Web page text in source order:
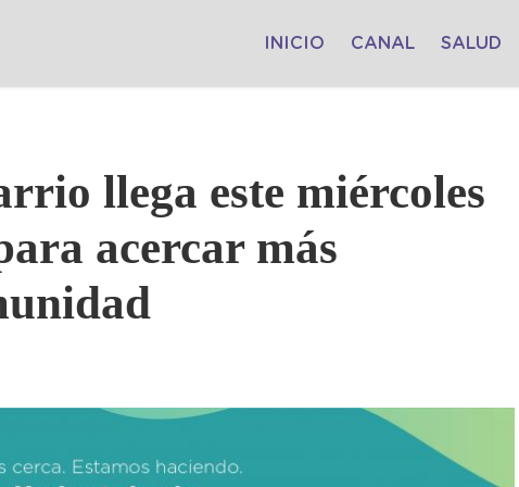
INICIO CANAL SALUD
llega este miércoles
acercar más